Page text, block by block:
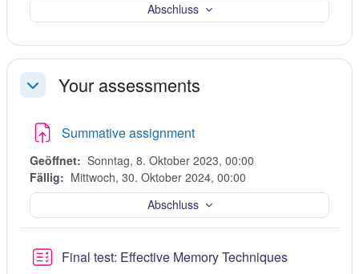
Abschluss
EinklappenYour assessments
Summative assignmentNadawk
Geöffnet: Sonntag, 8. Oktober 2023, 00:00
Fällig: Mittwoch, 30. Oktober 2024, 00:00
Abschluss
Final test: Effective Memory TechniquesKwis